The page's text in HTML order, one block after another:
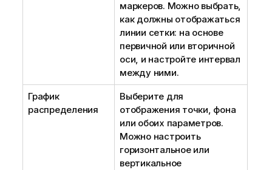
маркеров. Можно выбрать,
как должны отображаться
линии сетки: на основе
первичной или вторичной
оси, и настройте интервал
между ними.
График
распределения
Выберите для
отображения точки, фона
или обоих параметров.
Можно настроить
горизонтальное или
вертикальное